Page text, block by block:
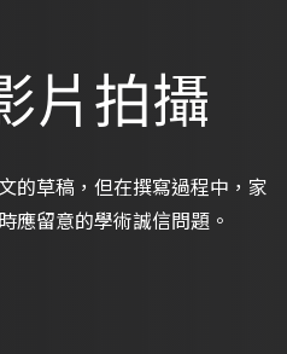
片拍攝
的草稿，但在撰寫過程中，家
應留意的學術誠信問題。